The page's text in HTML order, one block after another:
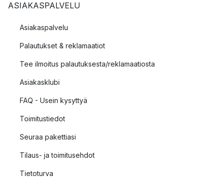
ASIAKASPALVELU
Asiakaspalvelu
Palautukset & reklamaatiot
Tee ilmoitus palautuksesta/reklamaatiosta
Asiakasklubi
FAQ - Usein kysyttyä
Toimitustiedot
Seuraa pakettiasi
Tilaus- ja toimitusehdot
Tietoturva